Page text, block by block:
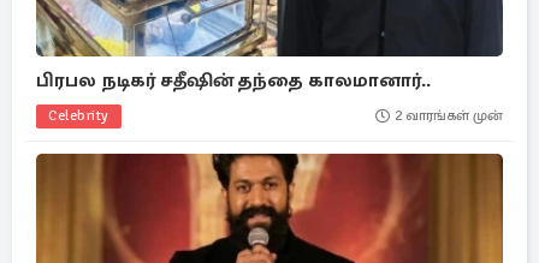
பிரபல நடிகர் சதீஷின் தந்தை காலமானார்..
Celebrity 2 வாரங்கள் முன்